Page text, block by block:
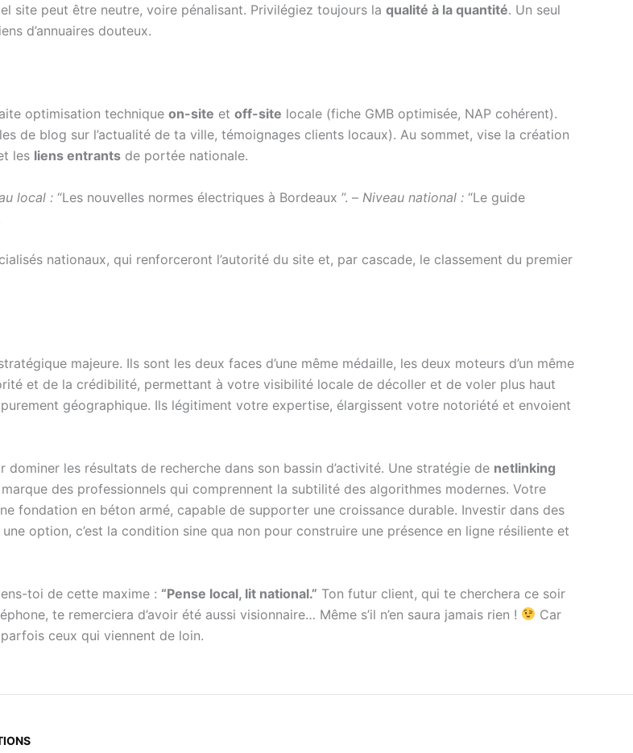
site peut être neutre, voire pénalisant. Privilégiez toujours la qualité à la quantité. Un seul
d’annuaires douteux.
optimisation technique on-site et off-site locale (fiche GMB optimisée, NAP cohérent).
de blog sur l’actualité de ta ville, témoignages clients locaux). Au sommet, vise la création
les liens entrants de portée nationale.
local : “Les nouvelles normes électriques à Bordeaux ”. – Niveau national : “Le guide
nationaux, qui renforceront l’autorité du site et, par cascade, le classement du premier
majeure. Ils sont les deux faces d’une même médaille, les deux moteurs d’un même
et de la crédibilité, permettant à votre visibilité locale de décoller et de voler plus haut
géographique. Ils légitiment votre expertise, élargissent votre notoriété et envoient
dominer les résultats de recherche dans son bassin d’activité. Une stratégie de netlinking
des professionnels qui comprennent la subtilité des algorithmes modernes. Votre
fondation en béton armé, capable de supporter une croissance durable. Investir dans des
une option, c’est la condition sine qua non pour construire une présence en ligne résiliente et
toi de cette maxime : “Pense local, lit national.” Ton futur client, qui te cherchera ce soir
te remerciera d’avoir été aussi visionnaire… Même s’il n’en saura jamais rien !
Car
ceux qui viennent de loin.